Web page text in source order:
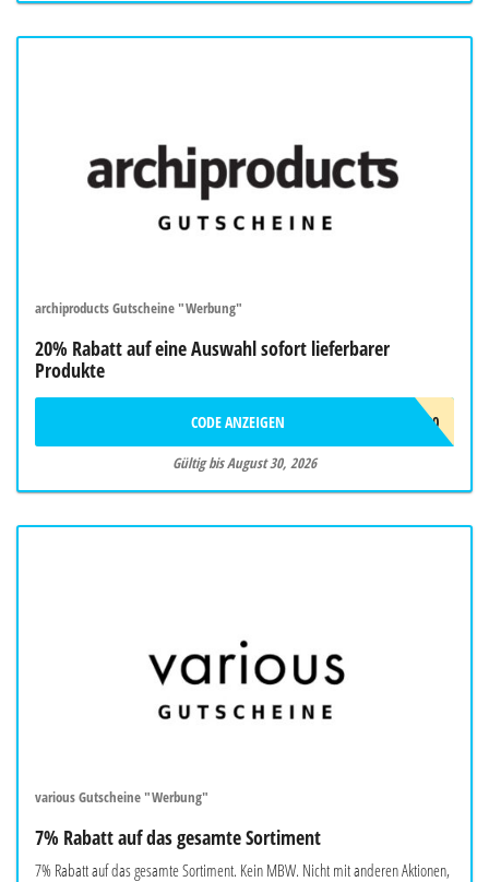
archiproducts Gutscheine "Werbung"
20% Rabatt auf eine Auswahl sofort lieferbarer
Produkte
SUMMER20
CODE ANZEIGEN
Gültig bis August 30, 2026
various Gutscheine "Werbung"
7% Rabatt auf das gesamte Sortiment
7% Rabatt auf das gesamte Sortiment. Kein MBW. Nicht mit anderen Aktionen,